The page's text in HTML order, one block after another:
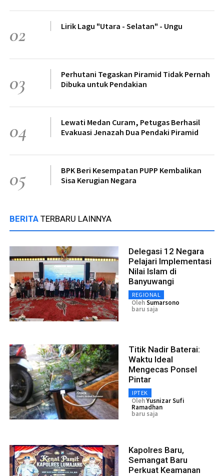
02 Lirik Lagu "Utara - Selatan" - Ungu
03
Perhutani Tegaskan Piramid Tidak Pernah
Dibuka untuk Pendakian
04
Lewati Medan Curam, Petugas Berhasil
Evakuasi Jenazah Dua Pendaki Piramid
05
BPK Beri Kesempatan PUPP Kembalikan
Sisa Kerugian Negara
BERITA TERBARU LAINNYA
Delegasi 12 Negara
Pelajari Implementasi
Nilai Islam di
Banyuwangi
REGIONAL
OlehSumarsono
baru saja
Titik Nadir Baterai:
Waktu Ideal
Mengecas Ponsel
Pintar
IPTEK
OlehYusnizar Sufi
Ramadhan
baru saja
Kapolres Baru,
Semangat Baru
Perkuat Keamanan